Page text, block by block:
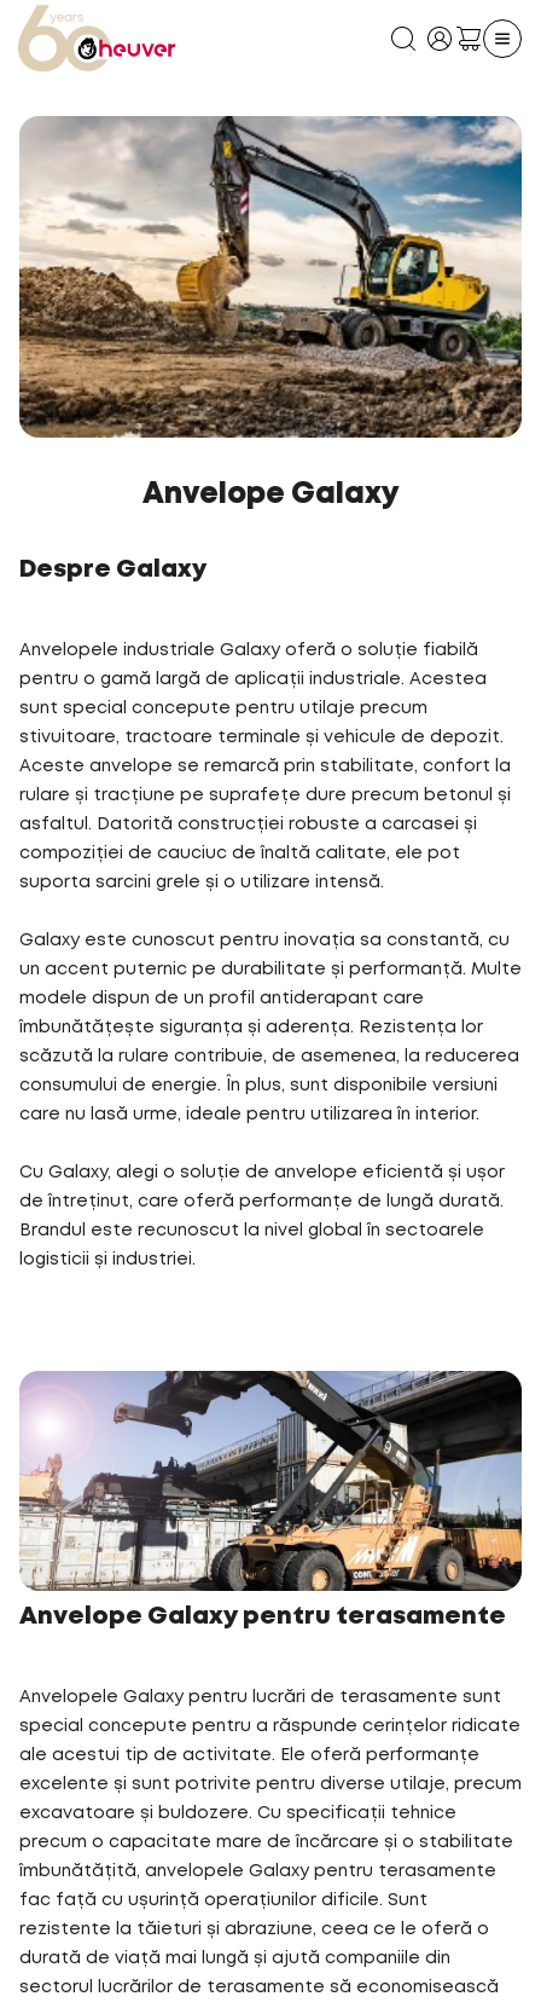
Anvelope Galaxy
Despre Galaxy
Anvelopele industriale Galaxy oferă o soluție fiabilă
pentru o gamă largă de aplicații industriale. Acestea
sunt special concepute pentru utilaje precum
stivuitoare, tractoare terminale și vehicule de depozit.
Aceste anvelope se remarcă prin stabilitate, confort la
rulare și tracțiune pe suprafețe dure precum betonul și
asfaltul. Datorită construcției robuste a carcasei și
compoziției de cauciuc de înaltă calitate, ele pot
suporta sarcini grele și o utilizare intensă.
Galaxy este cunoscut pentru inovația sa constantă, cu
un accent puternic pe durabilitate și performanță. Multe
modele dispun de un profil antiderapant care
îmbunătățește siguranța și aderența. Rezistența lor
scăzută la rulare contribuie, de asemenea, la reducerea
consumului de energie. În plus, sunt disponibile versiuni
care nu lasă urme, ideale pentru utilizarea în interior.
Cu Galaxy, alegi o soluție de anvelope eficientă și ușor
de întreținut, care oferă performanțe de lungă durată.
Brandul este recunoscut la nivel global în sectoarele
logisticii și industriei.
Anvelope Galaxy pentru terasamente
Anvelopele Galaxy pentru lucrări de terasamente sunt
special concepute pentru a răspunde cerințelor ridicate
ale acestui tip de activitate. Ele oferă performanțe
excelente și sunt potrivite pentru diverse utilaje, precum
excavatoare și buldozere. Cu specificații tehnice
precum o capacitate mare de încărcare și o stabilitate
îmbunătățită, anvelopele Galaxy pentru terasamente
fac față cu ușurință operațiunilor dificile. Sunt
rezistente la tăieturi și abraziune, ceea ce le oferă o
durată de viață mai lungă și ajută companiile din
sectorul lucrărilor de terasamente să economisească